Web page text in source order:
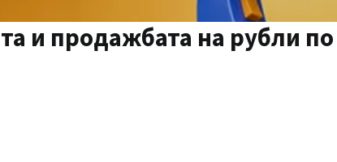
и продажбата на рубли по